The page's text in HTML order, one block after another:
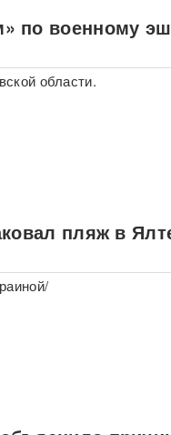
по военному
области.
пляж в